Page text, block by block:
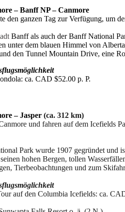
– Banff NP – Canmore
den ganzen Tag zur Verfügung, um
Banff als auch der Banff National
unter dem blauen Himmel von
den Tunnel Mountain Drive, eine
ca. CAD $52.00 p. P.
– Jasper (ca. 312 km)
und fahren auf dem Icefields
Park wurde 1907 gegründet und
hohen Bergen, tollen
Tierbeobachtungen und zum
auf den Columbia Icefields: ca.